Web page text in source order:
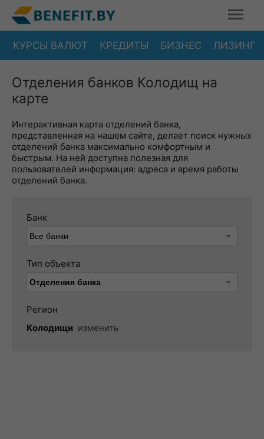
КУРСЫ ВАЛЮТ КРЕДИТЫ БИЗНЕС ЛИЗИНГ
Отделения банков Колодищ на
карте
Интерактивная карта отделений банка,
представленная на нашем сайте, делает поиск нужных
отделений банка максимально комфортным и
быстрым. На ней доступна полезная для
пользователей информация: адреса и время работы
отделений банка.
Банк
Тип объекта
Регион
Колодищи изменить